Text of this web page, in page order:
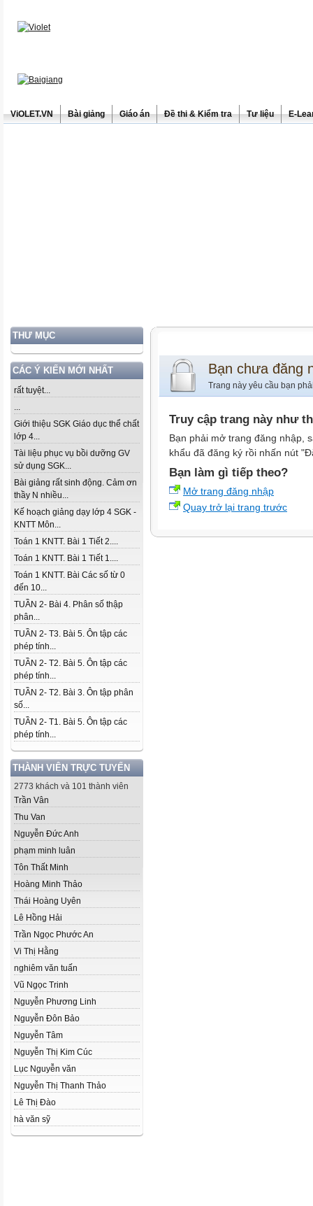
ViOLET.VN Bài giảng Giáo án Đề thi & Kiểm tra Tư liệu E-
THƯ MỤC
CÁC Ý KIẾN MỚI NHẤT
rất tuyệt...
...
Giới thiệu SGK Giáo dục thể chất
lớp 4...
Tài liệu phục vụ bồi dưỡng GV
sử dụng SGK...
Bài giảng rất sinh động. Cảm ơn
thầy N nhiều...
Kế hoạch giảng dạy lớp 4 SGK -
KNTT Môn...
Toán 1 KNTT. Bài 1 Tiết 2....
Toán 1 KNTT. Bài 1 Tiết 1....
Toán 1 KNTT. Bài Các số từ 0
đến 10...
TUẦN 2- Bài 4. Phân số thập
phân...
TUẦN 2- T3. Bài 5. Ôn tập các
phép tính...
TUẦN 2- T2. Bài 5. Ôn tập các
phép tính...
TUẦN 2- T2. Bài 3. Ôn tập phân
số...
TUẦN 2- T1. Bài 5. Ôn tập các
phép tính...
THÀNH VIÊN TRỰC TUYẾN
2773 khách và 101 thành viên
Trần Vân
Thu Van
Nguyễn Đức Anh
phạm minh luân
Tôn Thất Minh
Hoàng Minh Thảo
Thái Hoàng Uyên
Lê Hồng Hải
Trần Ngọc Phước An
Vi Thị Hằng
nghiêm văn tuấn
Vũ Ngọc Trinh
Nguyễn Phương Linh
Nguyễn Đôn Bảo
Nguyễn Tâm
Nguyễn Thị Kim Cúc
Lục Nguyễn văn
Nguyễn Thị Thanh Thảo
Lê Thị Đào
hà văn sỹ
Bạn chưa đăng
Trang này yêu cầu bạn
Truy cập trang này như
Bạn phải mở trang đăng nhập,
khẩu đã đăng ký rồi nhấn nút
Bạn làm gì tiếp theo?
Mở trang đăng nhập
Quay trở lại trang trước